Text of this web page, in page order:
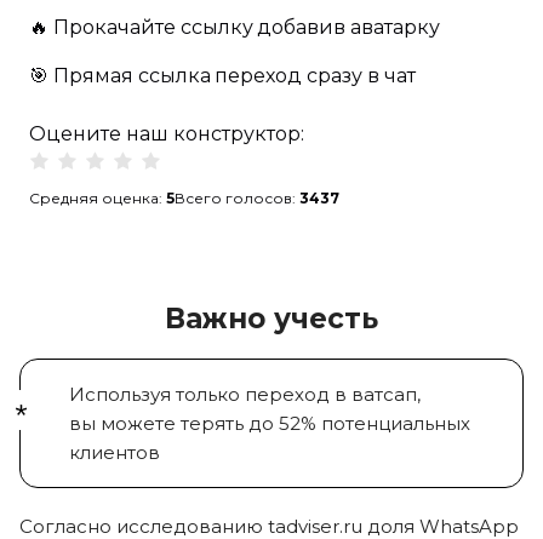
🔥️ Прокачайте ссылкудобавив аватарку
🎯 Прямая ссылка переход сразу в чат
Оцените наш конструктор:
Средняя оценка: 5Всего голосов: 3437
Важно учесть
Используя только переход в ватсап,
вы можете терять до 52% потенциальных
клиентов
Согласно исследованию tadviser.ru доля WhatsApp